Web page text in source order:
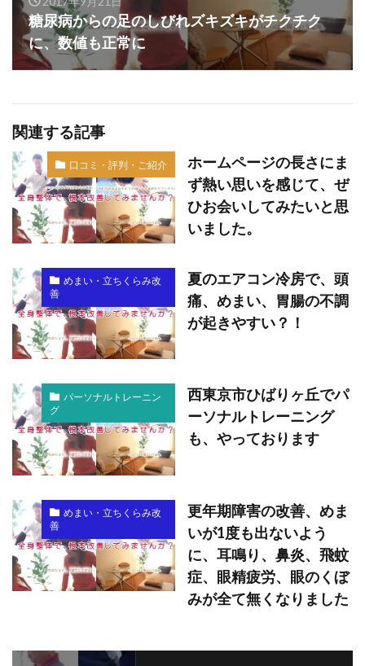
糖尿病からの足のしびれズキズキがチクチク
に、数値も正常に
関連する記事
口コミ・評判・ご紹介
ホームページの長さにま
ず熱い思いを感じて、ぜ
ひお会いしてみたいと思
いました。
めまい・立ちくらみ改
善
夏のエアコン冷房で、頭
痛、めまい、胃腸の不調
が起きやすい？！
パーソナルトレーニン
グ
西東京市ひばりヶ丘でパ
ーソナルトレーニング
も、やっております
めまい・立ちくらみ改
善
更年期障害の改善、めま
いが1度も出ないよう
に、耳鳴り、鼻炎、飛蚊
症、眼精疲労、眼のくぼ
みが全て無くなりました